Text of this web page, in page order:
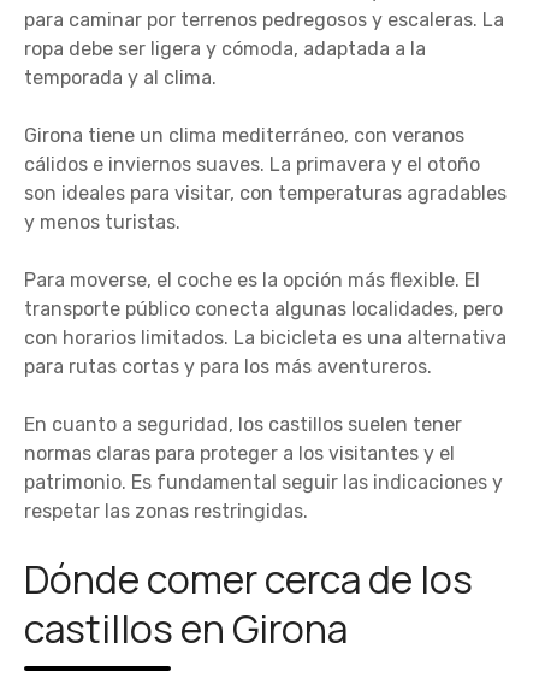
para caminar por terrenos pedregosos y escaleras. La
ropa debe ser ligera y cómoda, adaptada a la
temporada y al clima.
Girona tiene un clima mediterráneo, con veranos
cálidos e inviernos suaves. La primavera y el otoño
son ideales para visitar, con temperaturas agradables
y menos turistas.
Para moverse, el coche es la opción más flexible. El
transporte público conecta algunas localidades, pero
con horarios limitados. La bicicleta es una alternativa
para rutas cortas y para los más aventureros.
En cuanto a seguridad, los castillos suelen tener
normas claras para proteger a los visitantes y el
patrimonio. Es fundamental seguir las indicaciones y
respetar las zonas restringidas.
Dónde comer cerca de los
castillos en Girona